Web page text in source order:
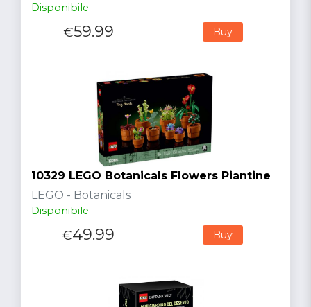
Disponibile
€59.99 Buy
10329 LEGO Botanicals Flowers Piantine
LEGO - Botanicals
Disponibile
€49.99 Buy